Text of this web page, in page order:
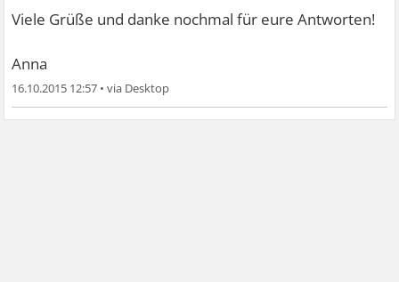
Viele Grüße und danke nochmal für eure Antworten!
Anna
16.10.2015 12:57 •